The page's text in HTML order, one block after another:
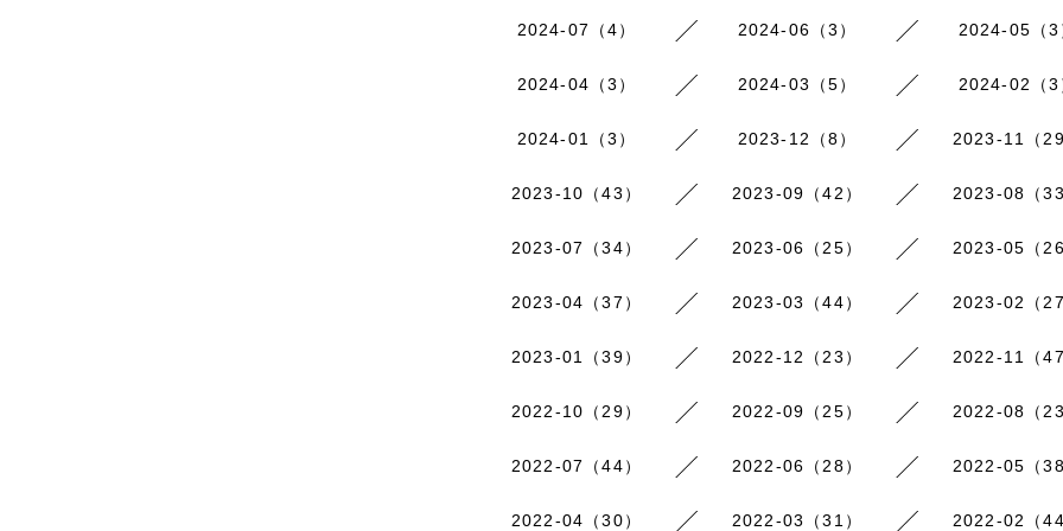
2024-07（4） 2024-06（3） 2024-05（3
2024-04（3） 2024-03（5） 2024-02（3
2024-01（3） 2023-12（8） 2023-11（29
2023-10（43） 2023-09（42） 2023-08（33
2023-07（34） 2023-06（25） 2023-05（26
2023-04（37） 2023-03（44） 2023-02（27
2023-01（39） 2022-12（23） 2022-11（47
2022-10（29） 2022-09（25） 2022-08（23
2022-07（44） 2022-06（28） 2022-05（38
2022-04（30） 2022-03（31） 2022-02（44